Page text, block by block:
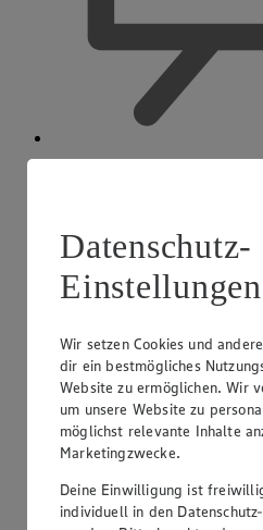
Datenschutz-
Einstellungen
Wir setzen Cookies und
dir ein bestmögliches
Website zu ermöglichen. Wir
um unsere Website zu
möglichst relevante Inhalte
Marketingzwecke.
Deine Einwilligung ist
individuell in den